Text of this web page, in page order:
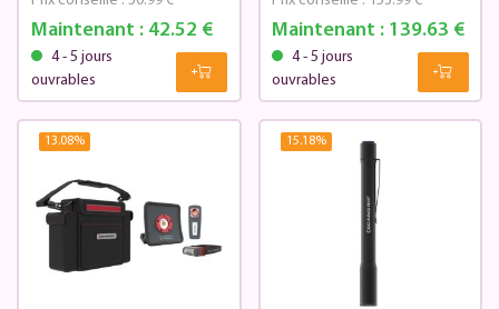
Maintenant :42.52 €
4 - 5 jours
ouvrables
Maintenant : 139.63 €
4 - 5 jours
ouvrables
13.08% 15.18%